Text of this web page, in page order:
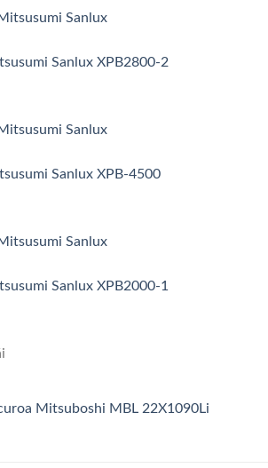
Sanlux XPB2800-2
Sanlux XPB-4500
Sanlux XPB2000-1
Mitsuboshi MBL 22X1090Li